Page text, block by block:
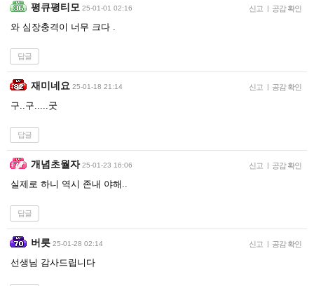
평큐평티모 25-01-01 02:16 신고 | 공감 확인
와 심장충격이 너무 크다 .
답글
재미네요 25-01-18 21:14 신고 | 공감 확인
구..구.....굿
답글
개념초월자 25-01-23 16:06 신고 | 공감 확인
실제로 하니 역시 존내 야해..
답글
버릇 25-01-28 02:14 신고 | 공감 확인
선생님 감사드립니다